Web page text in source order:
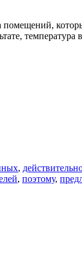
,
, поэтому,